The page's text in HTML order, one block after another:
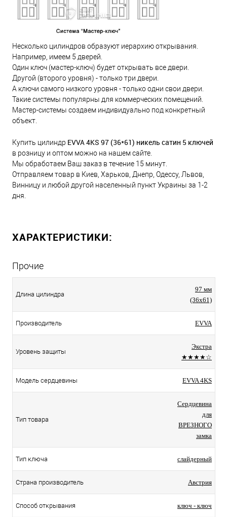
Несколько цилиндров образуют иерархию открывания.
Например, имеем 5 дверей.
Один ключ (мастер-ключ) будет открывать все двери.
Другой (второго уровня) - только три двери.
А ключи самого низкого уровня - только одни свои двери.
Такие системы популярны для коммерческих помещений.
Мастер-системы создаем индивидуально под конкретный
объект.
Купить цилиндр EVVA 4KS 97 (36*61) никель сатин 5 ключей
в розницу и оптом можно на нашем сайте.
Мы обработаем Ваш заказ в течение 15 минут.
Отправляем товар в Киев, Харьков, Днепр, Одессу, Львов,
Винницу и любой другой населенный пункт Украины за 1-2
дня.
ХАРАКТЕРИСТИКИ:
Прочие
Длина цилиндра
97 мм
(36x61)
Производитель EVVA
Уровень защиты
Экстра
★★★★☆
Модель сердцевины EVVA 4KS
Тип товара
Сердцевина
для
ВРЕЗНОГО
замка
Тип ключа слайдерный
Страна производитель Австрия
Способ открывания ключ - ключ